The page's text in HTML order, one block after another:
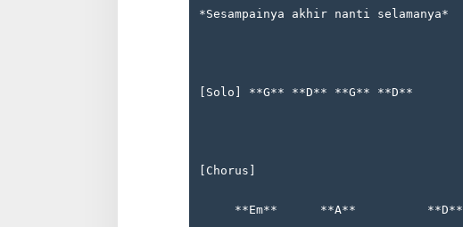
*Sesampainya akhir nanti selamanya*
[Solo] **G** **D** **G** **D**
[Chorus]
     **Em**      **A**          **D**